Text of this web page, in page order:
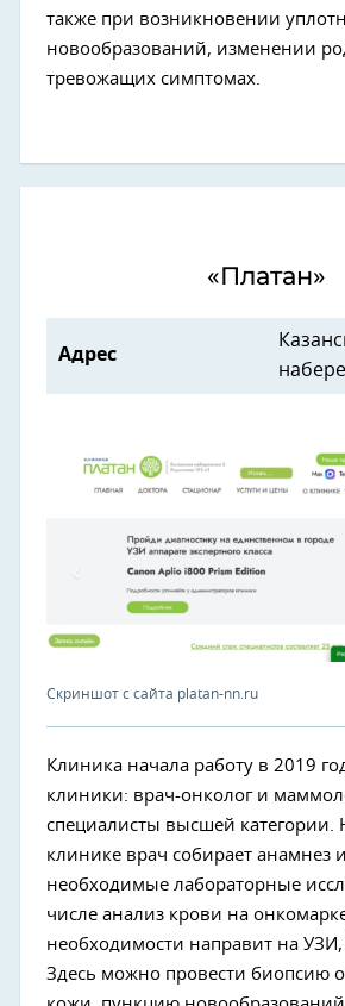
также при возникновении
новообразований, изменении
тревожащих симптомах.
«Платан»
Адрес
Скриншот с сайта platan-nn.ru
Клиника начала работу в 2019
клиники: врач-онколог и
специалисты высшей категории.
клинике врач собирает анамнез
необходимые лабораторные
числе анализ крови на
необходимости направит на
Здесь можно провести биопсию